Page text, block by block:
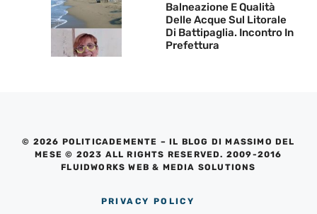
Balneazione E Qualità
Delle Acque Sul Litorale
Di Battipaglia. Incontro In
Prefettura
© 2026 POLITICADEMENTE – IL BLOG DI MASSIMO DEL
MESE © 2023 ALL RIGHTS RESERVED. 2009-2016
FLUIDWORKS WEB & MEDIA SOLUTIONS
PRIVACY POLICY